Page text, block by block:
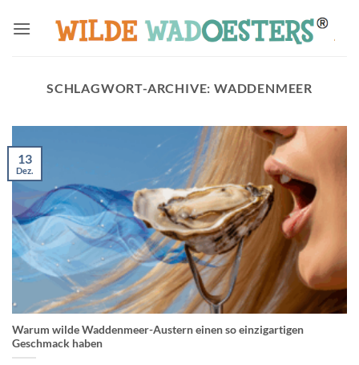
Inhalt
SCHLAGWORT-ARCHIVE: WADDENMEER
Warum wilde Waddenmeer-Austern einen so einzigartigen
Geschmack haben
13
Dez.